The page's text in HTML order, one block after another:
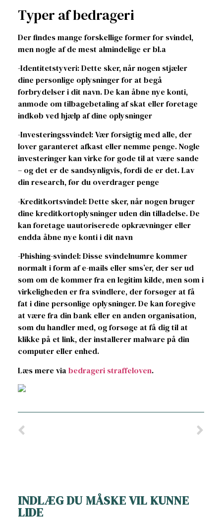
Typer af bedrageri
Der findes mange forskellige former for svindel,
men nogle af de mest almindelige er bl.a
-Identitetstyveri: Dette sker, når nogen stjæler
dine personlige oplysninger for at begå
forbrydelser i dit navn. De kan åbne nye konti,
anmode om tilbagebetaling af skat eller foretage
indkøb ved hjælp af dine oplysninger
-Investeringssvindel: Vær forsigtig med alle, der
lover garanteret afkast eller nemme penge. Nogle
investeringer kan virke for gode til at være sande
– og det er de sandsynligvis, fordi de er det. Lav
din research, før du overdrager penge
-Kreditkortsvindel: Dette sker, når nogen bruger
dine kreditkortoplysninger uden din tilladelse. De
kan foretage uautoriserede opkrævninger eller
endda åbne nye konti i dit navn
-Phishing-svindel: Disse svindelnumre kommer
normalt i form af e-mails eller sms’er, der ser ud
som om de kommer fra en legitim kilde, men som i
virkeligheden er fra svindlere, der forsøger at få
fat i dine personlige oplysninger. De kan foregive
at være fra din bank eller en anden organisation,
som du handler med, og forsøge at få dig til at
klikke på et link, der installerer malware på din
computer eller enhed.
Læs mere viabedrageri straffeloven.
INDLÆG DU MÅSKE VIL KUNNE
LIDE